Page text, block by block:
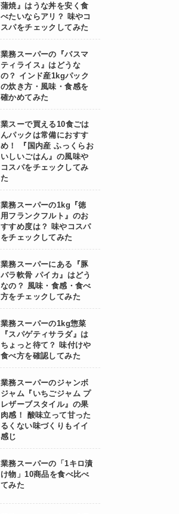
蒲焼』はうな丼を安く食
べたいならアリ？ 味やコ
スパをチェックしてみた
業務スーパーの『バスマ
ティライス』はどうな
の？ インド産1kgパック
の炊き方・風味・食感を
確かめてみた
業スーで買える10食ごは
んパックは常備におすす
め！ 『国内産 ふっくらお
いしいごはん』の風味や
コスパをチェックしてみ
た
業務スーパーの1kg『徳
用フランクフルト』のお
すすめ度は？ 味やコスパ
をチェックしてみた
業務スーパーにある『豚
バラ軟骨 パイカ』はどう
なの？ 風味・食感・食べ
方をチェックしてみた
業務スーパーの1kg惣菜
『スパゲティサラダ』は
ちょっと待て？ 味付けや
食べ方を確認してみた
業務スーパーのジャンボ
ジャム『いちごジャム プ
レザーブスタイル』の果
肉感！ 酸味立って甘った
るくない味づくりもイイ
感じ
業務スーパーの「1キロ漬
け物」10商品を食べ比べ
てみた